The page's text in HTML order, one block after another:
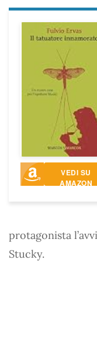
VEDI SU
AMAZON
protagonista
Stucky.